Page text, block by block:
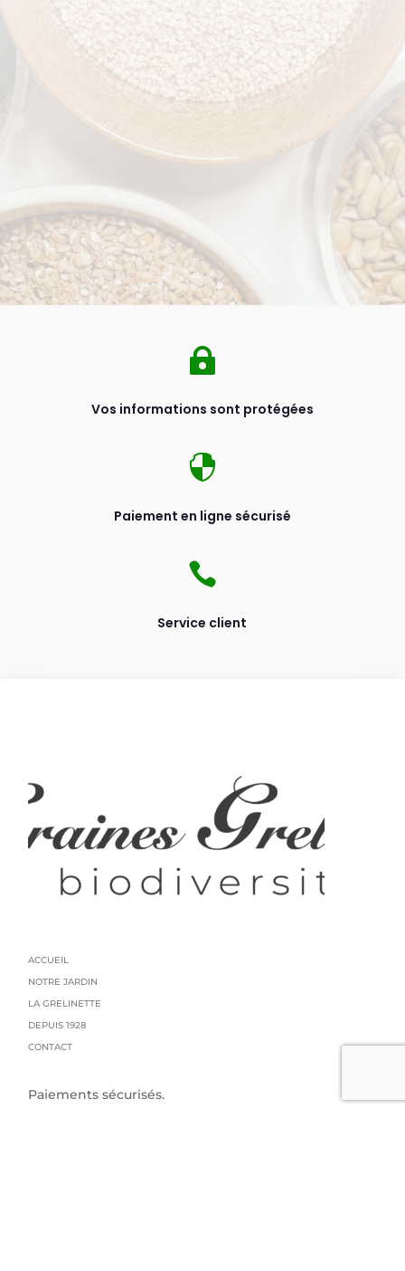

Vos informations sont protégées

Paiement en ligne sécurisé

Service client
ACCUEIL
NOTRE JARDIN
LA GRELINETTE
DEPUIS 1928
CONTACT
Paiements sécurisés.